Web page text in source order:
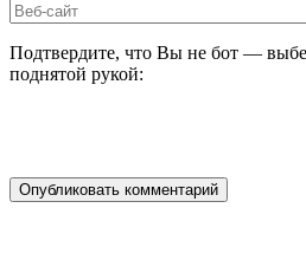
Подтвердите, что Вы не бот —
поднятой рукой: